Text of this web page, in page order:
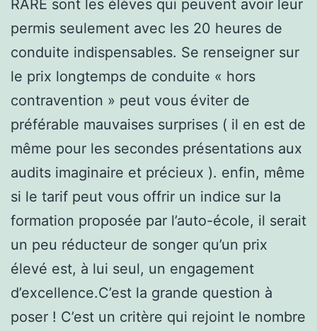
RARE sont les élèves qui peuvent avoir leur
permis seulement avec les 20 heures de
conduite indispensables. Se renseigner sur
le prix longtemps de conduite « hors
contravention » peut vous éviter de
préférable mauvaises surprises ( il en est de
même pour les secondes présentations aux
audits imaginaire et précieux ). enfin, même
si le tarif peut vous offrir un indice sur la
formation proposée par l’auto-école, il serait
un peu réducteur de songer qu’un prix
élevé est, à lui seul, un engagement
d’excellence.C’est la grande question à
poser ! C’est un critère qui rejoint le nombre